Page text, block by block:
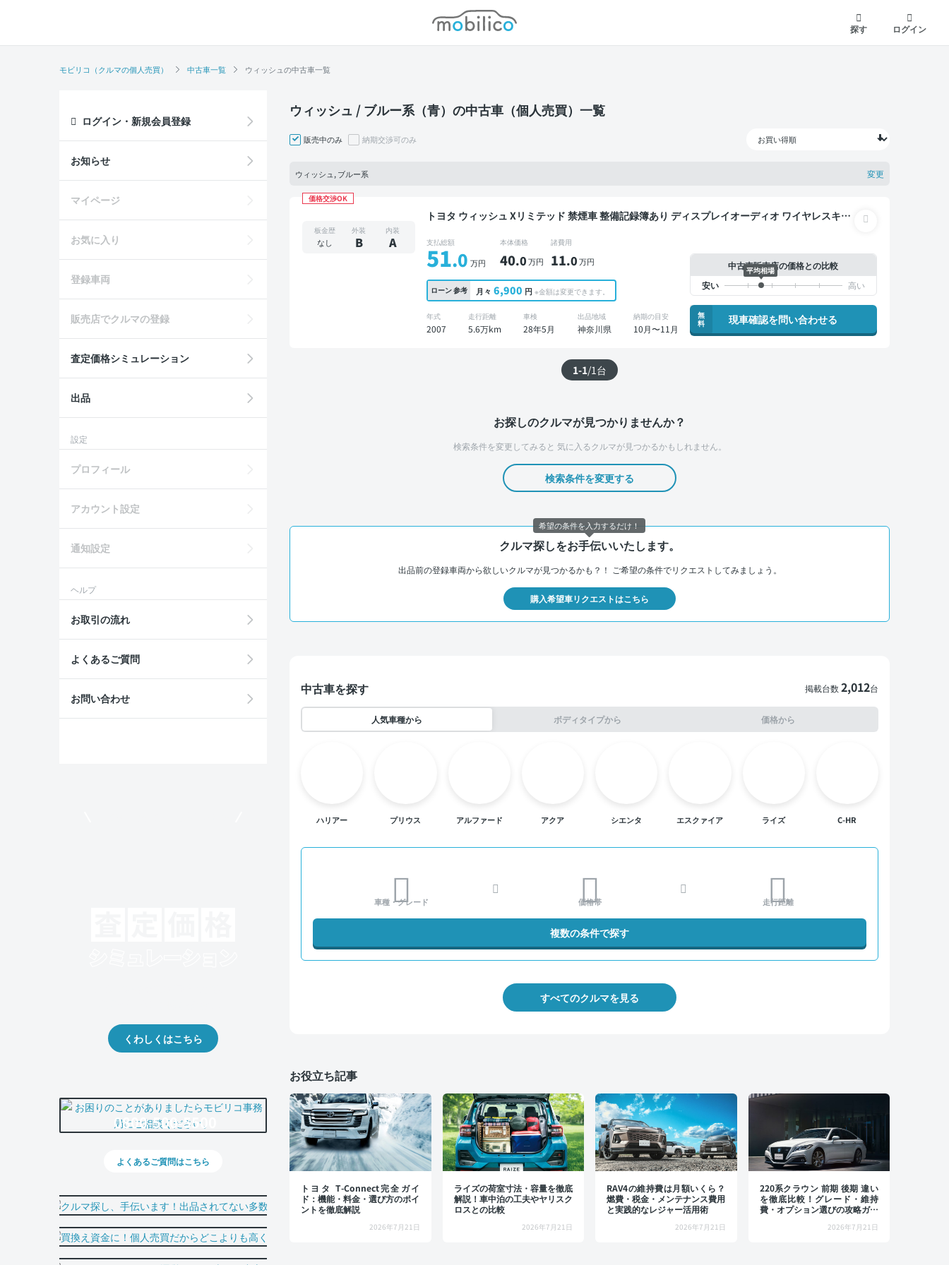
モビリコ
探す
ログイン
モビリコ（クルマの個人売買） 中古車一覧 ウィッシュの中古車一覧
ウィッシュ / ブルー系（青）の中古車（個人売買）一覧
販売中のみ 納期交渉可のみ
ウィッシュ, ブルー系 変更
価格交渉OK
トヨタ ウィッシュ Xリミテッド 禁煙車 整備記録簿あり ディスプレイオーディオ ワイヤレスキー
板金歴
なし
外装
B
内装
A 支払総額
51.0 万円
本体価格
40.0万円
諸費用
11.0万円
ローン参考 月々 6,900 円 ※金額は変更できます。
年式
2007
走行距離
5.6万km
車検
28年5月
出品地域
神奈川県
納期の目安
10月〜11月
中古車販売店の価格との比較
平均相場
無
料
現車確認を問い合わせる
1-1/1台
お探しのクルマが見つかりませんか？
検索条件を変更してみると 気に入るクルマが見つかるかもしれません。
検索条件を変更する
クルマ探しをお手伝いいたします。
出品前の登録車両から欲しいクルマが見つかるかも？！ ご希望の条件でリクエストしてみましょう。
購入希望車リクエストはこちら
中古車を探す 掲載台数2,012台
人気車種から ボディタイプから 価格から
ハリアー プリウス アルファード アクア シエンタ エスクァイア ライズ C-HR
車種・グレード 価格帯 走行距離
複数の条件で探す
すべてのクルマを見る
お役立ち記事
トヨタ T-Connect完全ガイ
ド：機能・料金・選び方のポイ
ントを徹底解説
2026年7月21日
ライズの荷室寸法・容量を徹底
解説！車中泊の工夫やヤリスク
ロスとの比較
2026年7月21日
RAV4の維持費は月額いくら？
燃費・税金・メンテナンス費用
と実践的なレジャー活用術
2026年7月21日
220系クラウン 前期 後期 違い
を徹底比較！グレード・維持
費・オプション選びの攻略ガイ
2026年7月21日
ログイン・新規会員登録
お知らせ
マイページ
お気に入り
登録車両
販売店でクルマの登録
査定価格シミュレーション
出品
設定
プロフィール
アカウント設定
通知設定
ヘルプ
お取引の流れ
よくあるご質問
お問い合わせ
くわしくはこちら
0800-500-5500
よくあるご質問はこちら
希望の条件を入力するだけ！